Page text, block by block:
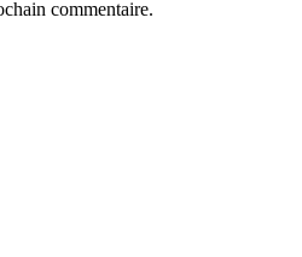
commentaire.